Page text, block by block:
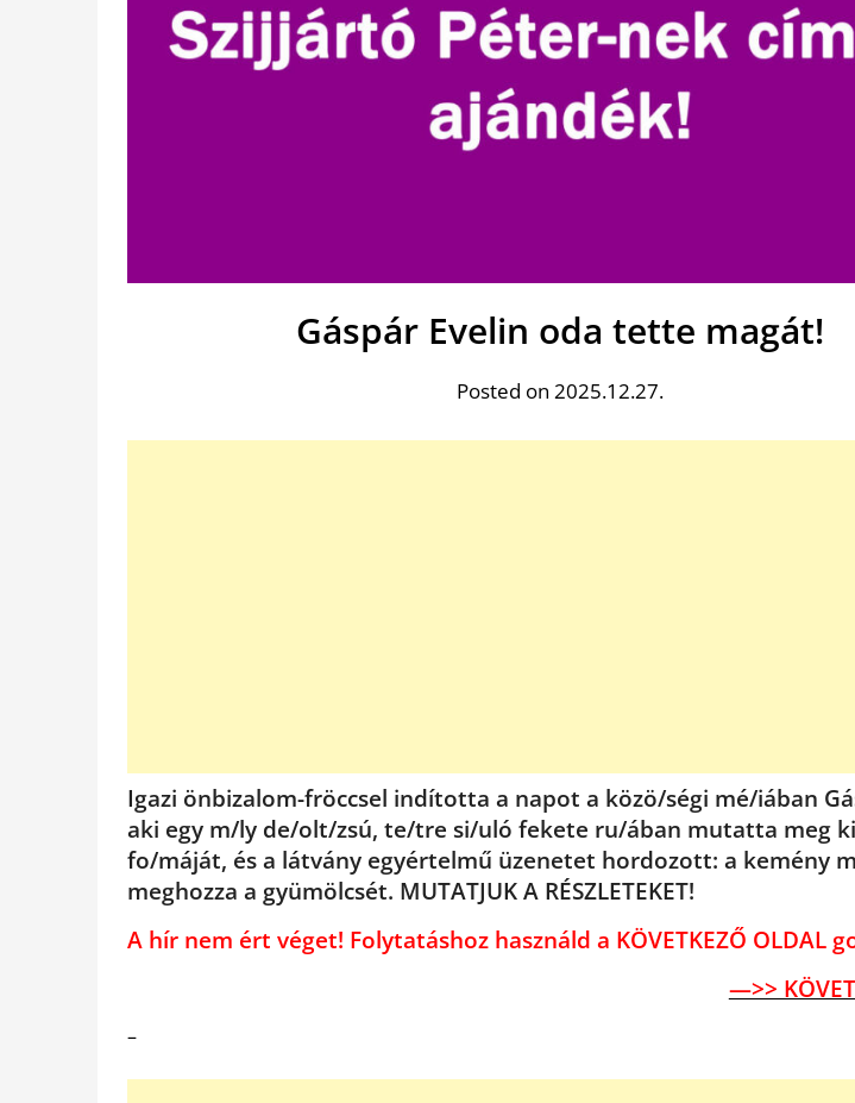
Gáspár Evelin oda tette magát!
Posted on 2025.12.27.
Igazi önbizalom-fröccsel indította a napot a közö/ségi mé/iában
aki egy m/ly de/olt/zsú, te/tre si/uló fekete ru/ában mutatta meg
fo/máját, és a látvány egyértelmű üzenetet hordozott: a kemény
meghozza a gyümölcsét. MUTATJUK A RÉSZLETEKET!
A hír nem ért véget! Folytatáshoz használd a KÖVETKEZŐ OLDAL
—>>
–